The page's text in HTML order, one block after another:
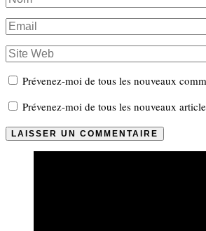
Prévenez-moi de tous les nouveaux
Prévenez-moi de tous les nouveaux